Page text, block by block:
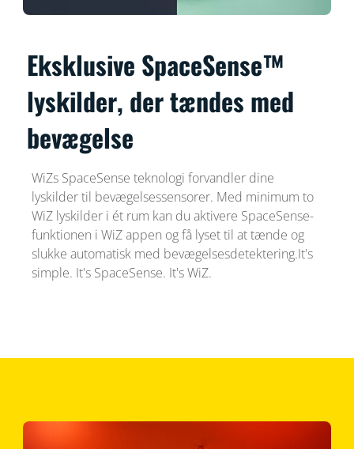
Eksklusive SpaceSense™
lyskilder, der tændes med
bevægelse
WiZs SpaceSense teknologi forvandler dine
lyskilder til bevægelsessensorer. Med minimum to
WiZ lyskilder i ét rum kan du aktivere SpaceSense-
funktionen i WiZ appen og få lyset til at tænde og
slukke automatisk med bevægelsesdetektering.It's
simple. It's SpaceSense. It's WiZ.